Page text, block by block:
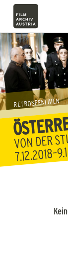
RETROSPEKTIVEN
VON DER